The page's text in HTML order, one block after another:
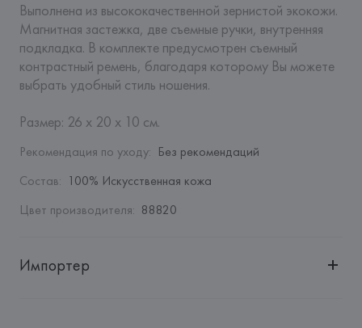
Выполнена из высококачественной зернистой экокожи.
Магнитная застежка, две съемные ручки, внутренняя
подкладка. В комплекте предусмотрен съемный
контрастный ремень, благодаря которому Вы можете
выбрать удобный стиль ношения.
Размер: 26 х 20 х 10 см.
Рекомендация по уходу: Без рекомендаций
Состав: 100% Искусственная кожа
Цвет производителя: 88820
Импортер